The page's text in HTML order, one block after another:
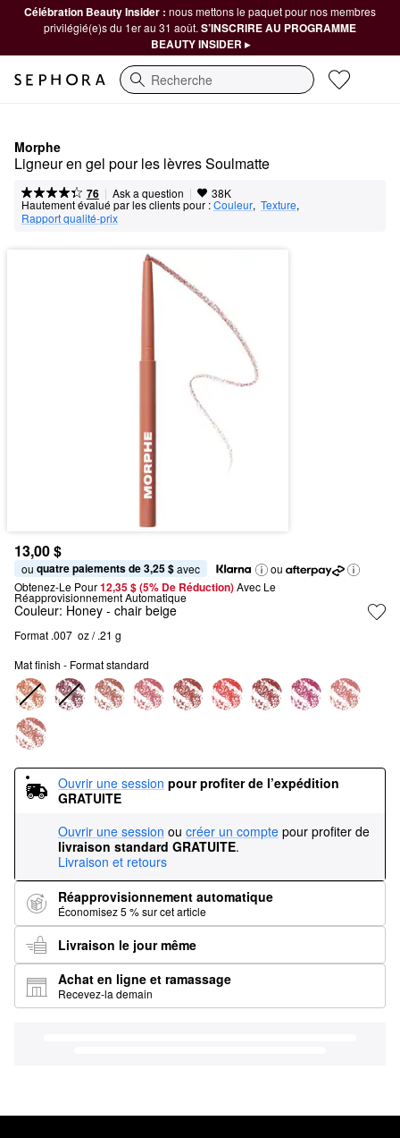
Célébration Beauty Insider : nous mettons le paquet pour nos membres
privilégié(e)s du 1er au 31 août. S’INSCRIRE AU PROGRAMME
BEAUTY INSIDER ▸
Recherche
Morphe
Ligneur en gel pour les lèvres Soulmatte
76 | Ask a question | 38K
Hautement évalué par les clients pour :Couleur, Texture,
Rapport qualité-prix
13,00 $
ou quatre paiements de 3,25 $ avec
ou
Obtenez-Le Pour12,35 $ (5% De Réduction) Avec Le
Réapprovisionnement Automatique
Couleur: Honey - chair beige
Format .007  oz / .21 g
Mat finish - Format standard
Ouvrir une session pour profiter de l’expédition
GRATUITE
Ouvrir une session ou créer un compte pour profiter de
livraison standard GRATUITE.
Livraison et retours
Réapprovisionnement automatique
Économisez 5 % sur cet article
Livraison le jour même
Achat en ligne et ramassage
Recevez-la demain